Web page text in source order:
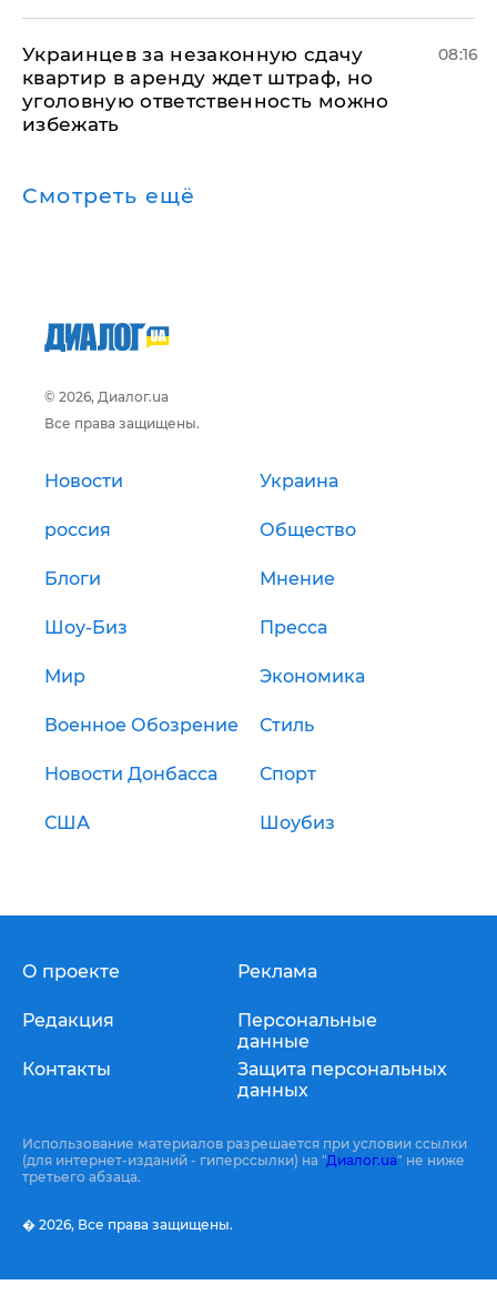
Украинцев за незаконную сдачу
квартир в аренду ждет штраф, но
уголовную ответственность можно
избежать
08:16
Смотреть ещё
© 2026, Диалог.ua
Все права защищены.
Новости Украина
россия Общество
Блоги Мнение
Шоу-Биз Пресса
Мир Экономика
Военное Обозрение Стиль
Новости Донбасса Спорт
США Шоубиз
О проекте
Редакция
Контакты
Реклама
Персональные
данные
Защита персональных
данных
Использование материалов разрешается при условии ссылки
(для интернет-изданий - гиперссылки) на "Диалог.ua" не ниже
третьего абзаца.
� 2026, Все права защищены.